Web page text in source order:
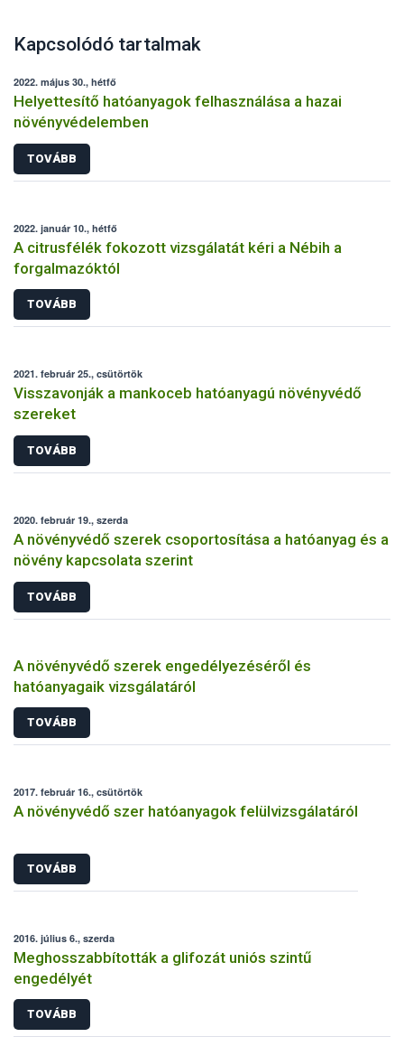
Kapcsolódó tartalmak
2022. május 30., hétfő
Helyettesítő hatóanyagok felhasználása a hazai
növényvédelemben
TOVÁBB
2022. január 10., hétfő
A citrusfélék fokozott vizsgálatát kéri a Nébih a
forgalmazóktól
TOVÁBB
2021. február 25., csütörtök
Visszavonják a mankoceb hatóanyagú növényvédő
szereket
TOVÁBB
2020. február 19., szerda
A növényvédő szerek csoportosítása a hatóanyag és a
növény kapcsolata szerint
TOVÁBB
A növényvédő szerek engedélyezéséről és
hatóanyagaik vizsgálatáról
TOVÁBB
2017. február 16., csütörtök
A növényvédő szer hatóanyagok felülvizsgálatáról
TOVÁBB
2016. július 6., szerda
Meghosszabbították a glifozát uniós szintű
engedélyét
TOVÁBB